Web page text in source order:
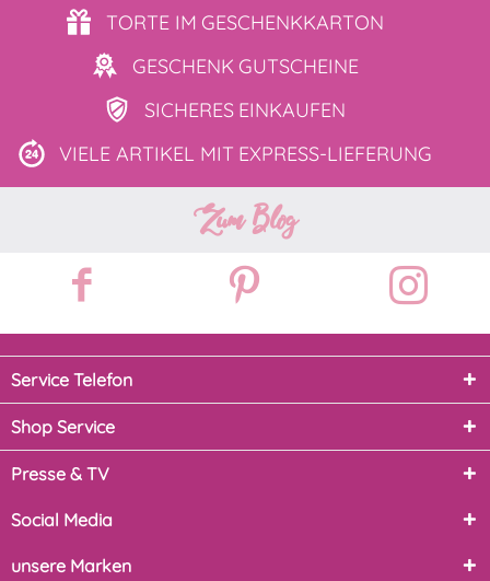
TORTE IM GESCHENKKARTON
GESCHENK GUTSCHEINE
SICHERES EINKAUFEN
VIELE ARTIKEL MIT EXPRESS-LIEFERUNG
Zum Blog
Service Telefon
Shop Service
Presse & TV
Social Media
unsere Marken